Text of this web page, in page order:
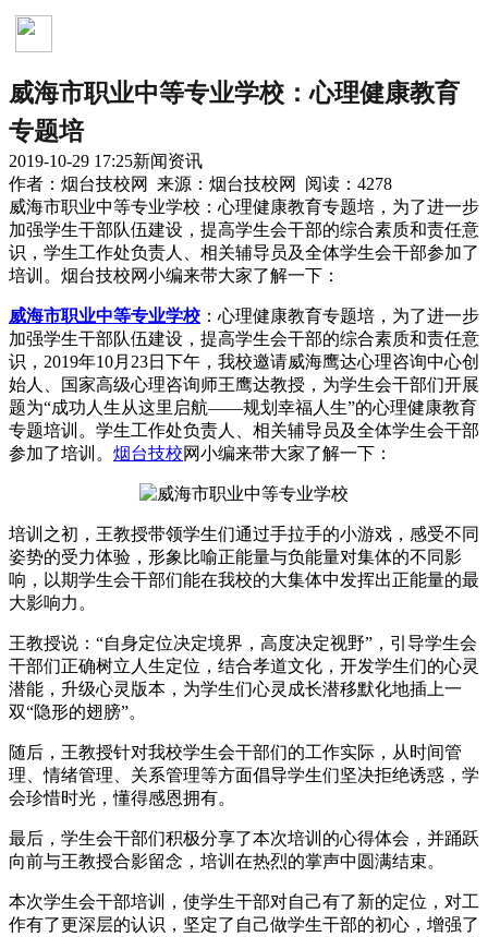
威海市职业中等专业学校：心理健康教育
专题培
2019-10-29 17:25新闻资讯
作者：烟台技校网 来源：烟台技校网 阅读：4278
威海市职业中等专业学校：心理健康教育专题培，为了进一步
加强学生干部队伍建设，提高学生会干部的综合素质和责任意
识，学生工作处负责人、相关辅导员及全体学生会干部参加了
培训。烟台技校网小编来带大家了解一下：
威海市职业中等专业学校 ：心理健康教育专题培，为了进一步
加强学生干部队伍建设，提高学生会干部的综合素质和责任意
识，2019年10月23日下午，我校邀请威海鹰达心理咨询中心创
始人、国家高级心理咨询师王鹰达教授，为学生会干部们开展
题为“成功人生从这里启航——规划幸福人生”的心理健康教育
专题培训。学生工作处负责人、相关辅导员及全体学生会干部
参加了培训。 烟台技校网小编来带大家了解一下：
培训之初，王教授带领学生们通过手拉手的小游戏，感受不同
姿势的受力体验，形象比喻正能量与负能量对集体的不同影
响，以期学生会干部们能在我校的大集体中发挥出正能量的最
大影响力。
王教授说：“自身定位决定境界，高度决定视野”，引导学生会
干部们正确树立人生定位，结合孝道文化，开发学生们的心灵
潜能，升级心灵版本，为学生们心灵成长潜移默化地插上一
双“隐形的翅膀”。
随后，王教授针对我校学生会干部们的工作实际，从时间管
理、情绪管理、关系管理等方面倡导学生们坚决拒绝诱惑，学
会珍惜时光，懂得感恩拥有。
最后，学生会干部们积极分享了本次培训的心得体会，并踊跃
向前与王教授合影留念，培训在热烈的掌声中圆满结束。
本次学生会干部培训，使学生干部对自己有了新的定位，对工
作有了更深层的认识，坚定了自己做学生干部的初心，增强了